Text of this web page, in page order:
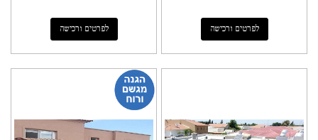
לפרטים ורכישה לפרטים ורכישה